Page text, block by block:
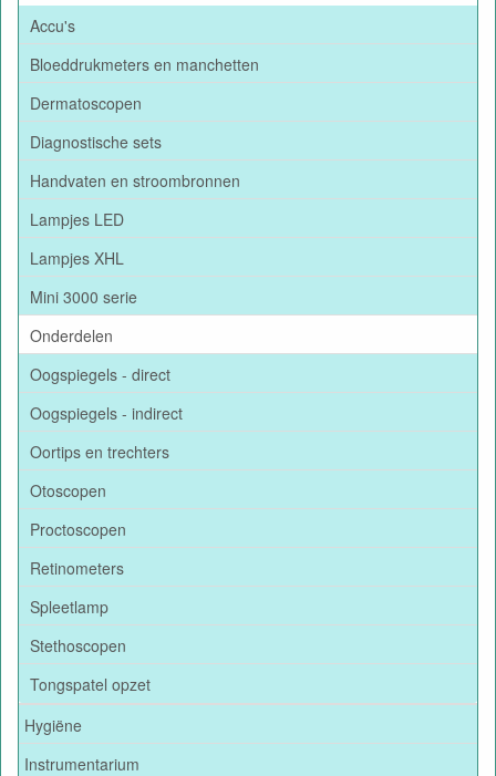
Accu's
Bloeddrukmeters en manchetten
Dermatoscopen
Diagnostische sets
Handvaten en stroombronnen
Lampjes LED
Lampjes XHL
Mini 3000 serie
Onderdelen
Oogspiegels - direct
Oogspiegels - indirect
Oortips en trechters
Otoscopen
Proctoscopen
Retinometers
Spleetlamp
Stethoscopen
Tongspatel opzet
Hygiëne
Instrumentarium